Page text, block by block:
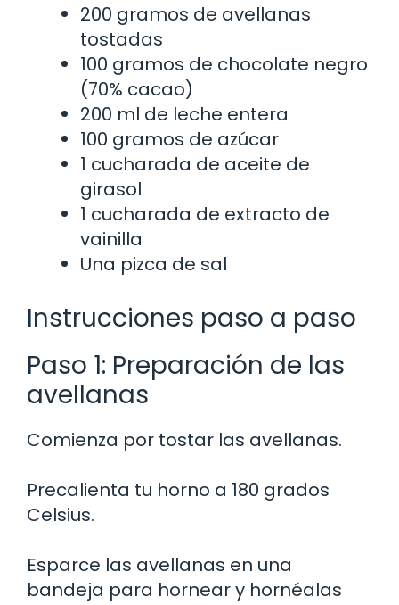
200 gramos de avellanas
tostadas
100 gramos de chocolate negro
(70% cacao)
200 ml de leche entera
100 gramos de azúcar
1 cucharada de aceite de
girasol
1 cucharada de extracto de
vainilla
Una pizca de sal
Instrucciones paso a paso
Paso 1: Preparación de las
avellanas
Comienza por tostar las avellanas.
Precalienta tu horno a 180 grados
Celsius.
Esparce las avellanas en una
bandeja para hornear y hornéalas